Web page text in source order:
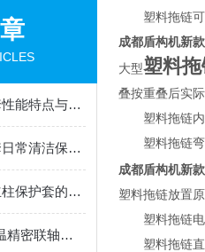
防火液压支柱保护套性能特点与阻燃防护应用
防尘液压立柱保护套日常清洁保养与更换规范
如何延长防尘液压立柱保护套的使用寿命？
2026年大扭矩/耐高温精密联轴器定制找哪家？能实现精准定制的优质厂家盘点
塑料拖链可
成都盾构机新
大型塑料
叠按重叠后实
塑料拖链内
塑料拖链弯
成都盾构机新
塑料拖链放置
塑料拖链电
塑料拖链直